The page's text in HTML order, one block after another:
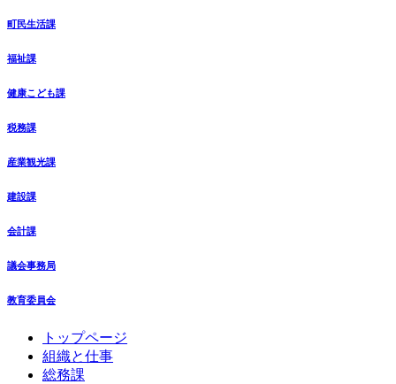
町民生活課
福祉課
健康こども課
税務課
産業観光課
建設課
会計課
議会事務局
教育委員会
トップページ
組織と仕事
総務課